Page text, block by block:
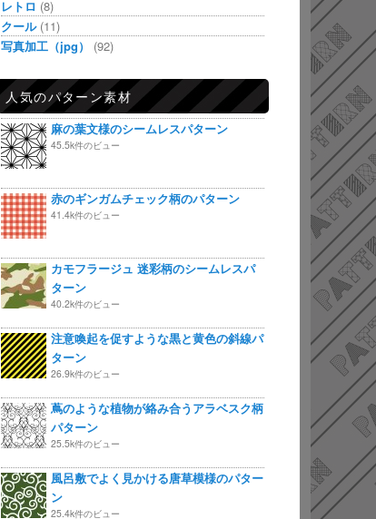
レトロ (8)
クール(11)
写真加工（jpg）
(92)
人気のパターン素材
麻の葉文様のシームレスパターン
45.5k件のビュー
赤のギンガムチェック柄のパターン
41.4k件のビュー
カモフラージュ 迷彩柄のシームレスパ
ターン
40.2k件のビュー
注意喚起を促すような黒と黄色の斜線パ
ターン
26.9k件のビュー
蔦のような植物が絡み合うアラベスク柄
パターン
25.5k件のビュー
風呂敷でよく見かける唐草模様のパター
ン
25.4k件のビュー